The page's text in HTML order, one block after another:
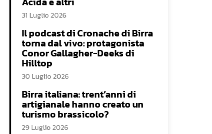
31 Luglio 2026
Il podcast di Cronache di Birra
torna dal vivo: protagonista
Conor Gallagher-Deeks di
Hilltop
30 Luglio 2026
Birra italiana: trent’anni di
artigianale hanno creato un
turismo brassicolo?
29 Luglio 2026